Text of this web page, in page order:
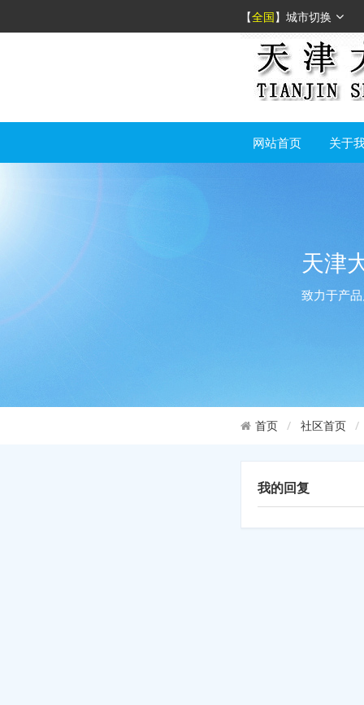
【全国】 城市切换
网站首页 关于
天津
致力于产
首页 社区首页
我的回复